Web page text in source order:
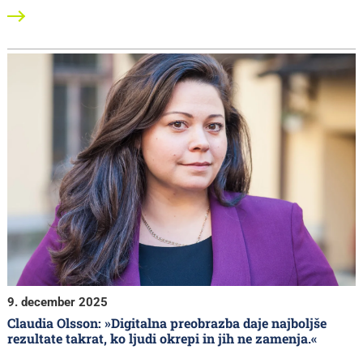
9. december 2025
Claudia Olsson: »Digitalna preobrazba daje najboljše
rezultate takrat, ko ljudi okrepi in jih ne zamenja.«